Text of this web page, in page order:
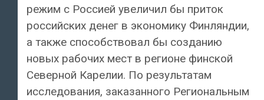
режим с Россией увеличил бы приток
российских денег в экономику Финляндии,
а также способствовал бы созданию
новых рабочих мест в регионе финской
Северной Карелии. По результатам
исследования, заказанного Региональным